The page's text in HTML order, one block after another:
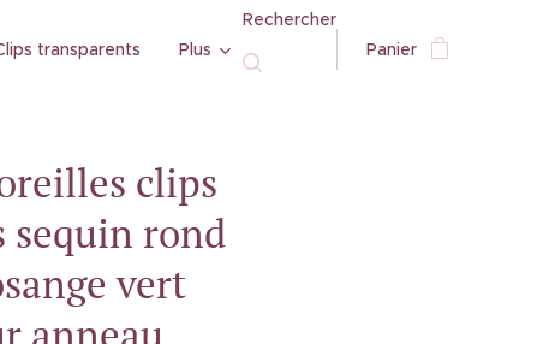
transparents Plus
Rechercher
Panier
clips
sequin rond
vert